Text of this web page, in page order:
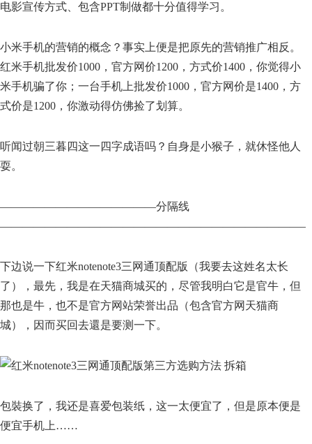
电影宣传方式、包含PPT制做都十分值得学习。
小米手机的营销的概念？事实上便是把原先的营销推广相反。
红米手机批发价1000，官方网价1200，方式价1400，你觉得小
米手机骗了你；一台手机上批发价1000，官方网价是1400，方
式价是1200，你激动得仿佛捡了划算。
听闻过朝三暮四这一四字成语吗？自身是小猴子，就休怪他人
耍。
——————————————分隔线
下边说一下红米notenote3三网通顶配版（我要去这姓名太长
了），最先，我是在天猫商城买的，尽管我明白它是官牛，但
那也是牛，也不是官方网站荣誉出品（包含官方网天猫商
城），因而买回去還是要测一下。
包裝换了，我还是喜爱包装纸，这一太便宜了，但是原本便是
便宜手机上……